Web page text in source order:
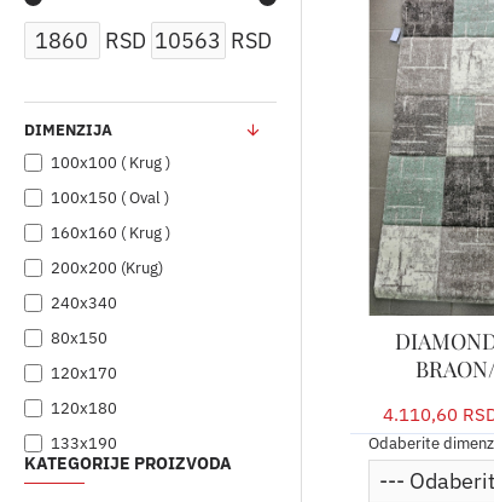
RSD RSD
DIMENZIJA
100x100 ( Krug )
100x150 ( Oval )
160x160 ( Krug )
200x200 (Krug)
240x340
80x150
120x170
120x180
133x190
140x140 ( Krug )
KATEGORIJE PROIZVODA
4.110,60
Odaberite